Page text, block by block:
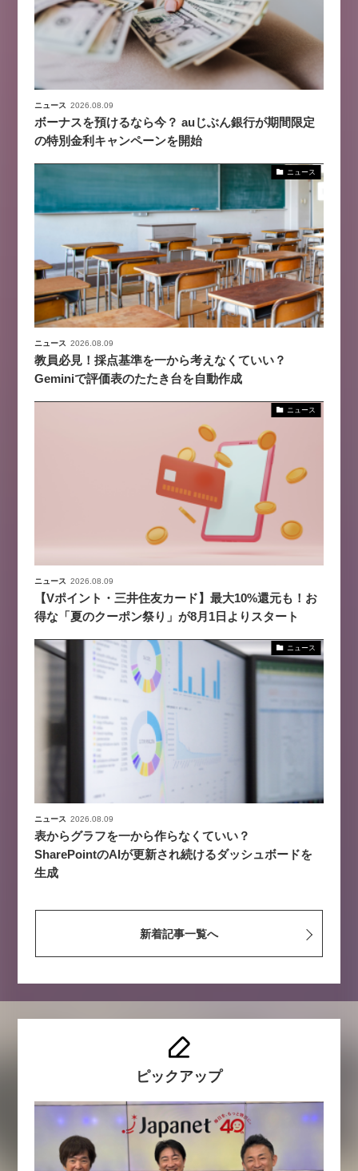
ニュース 2026.08.09
ボーナスを預けるなら今？ auじぶん銀行が期間限定
の特別金利キャンペーンを開始
ニュース
ニュース 2026.08.09
教員必見！採点基準を一から考えなくていい？
Geminiで評価表のたたき台を自動作成
ニュース
ニュース 2026.08.09
【Vポイント・三井住友カード】最大10%還元も！お
得な「夏のクーポン祭り」が8月1日よりスタート
ニュース
ニュース 2026.08.09
表からグラフを一から作らなくていい？
SharePointのAIが更新され続けるダッシュボードを
生成
新着記事一覧へ
ピックアップ